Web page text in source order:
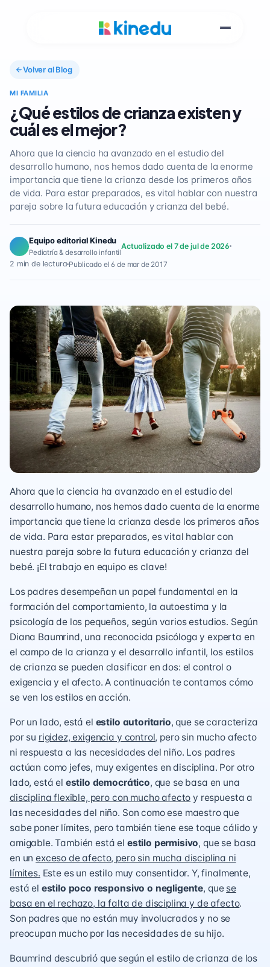
Volver al Blog
MI FAMILIA
¿Qué estilos de crianza existen y
cuál es el mejor?
Ahora que la ciencia ha avanzado en el estudio del
desarrollo humano, nos hemos dado cuenta de la enorme
importancia que tiene la crianza desde los primeros años
de vida. Para estar preparados, es vital hablar con nuestra
pareja sobre la futura educación y crianza del bebé.
Equipo editorial Kinedu
Pediatría & desarrollo infantil
Actualizado el 7 de jul de 2026
2 min de lectura Publicado el 6 de mar de 2017
Ahora que la ciencia ha avanzado en el estudio del
desarrollo humano, nos hemos dado cuenta de la enorme
importancia que tiene la crianza desde los primeros años
de vida. Para estar preparados, es vital hablar con
nuestra pareja sobre la futura educación y crianza del
bebé. ¡El trabajo en equipo es clave!
Los padres desempeñan un papel fundamental en la
formación del comportamiento, la autoestima y la
psicología de los pequeños, según varios estudios. Según
Diana Baumrind, una reconocida psicóloga y experta en
el campo de la crianza y el desarrollo infantil, los estilos
de crianza se pueden clasificar en dos: el control o
exigencia y el afecto. A continuación te contamos cómo
se ven los estilos en acción.
Por un lado, está el estilo autoritario, que se caracteriza
por su rigidez, exigencia y control, pero sin mucho afecto
ni respuesta a las necesidades del niño. Los padres
actúan como jefes, muy exigentes en disciplina. Por otro
lado, está el estilo democrático, que se basa en una
disciplina flexible, pero con mucho afecto y respuesta a
las necesidades del niño. Son como ese maestro que
sabe poner límites, pero también tiene ese toque cálido y
amigable. También está el estilo permisivo, que se basa
en unexceso de afecto, pero sin mucha disciplina ni
límites. Este es un estilo muy consentidor. Y, finalmente,
está el estilo poco responsivo o negligente, que se
basa en el rechazo, la falta de disciplina y de afecto.
Son padres que no están muy involucrados y no se
preocupan mucho por las necesidades de su hijo.
Baumrind descubrió que según el estilo de crianza de los